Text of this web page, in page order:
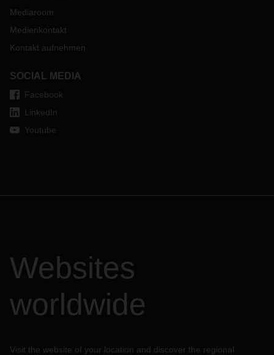
Mediaroom
Medienkontakt
Kontakt aufnehmen
SOCIAL MEDIA
Facebook
LinkedIn
Youtube
Websites
worldwide
Visit the website of your location and discover the regional